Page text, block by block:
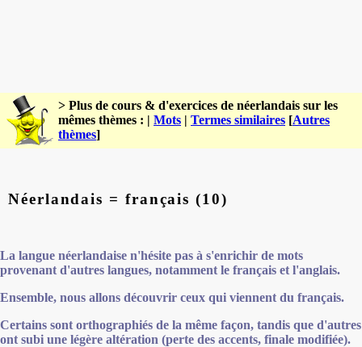
> Plus de cours & d'exercices de néerlandais sur les
mêmes thèmes : | Mots | Termes similaires [Autres
thèmes]
Néerlandais = français (10)
La langue néerlandaise n'hésite pas à s'enrichir de mots
provenant d'autres langues, notamment le français et l'anglais.
Ensemble, nous allons découvrir ceux qui viennent du français.
Certains sont orthographiés de la même façon, tandis que d'autres
ont subi une légère altération (perte des accents, finale modifiée).